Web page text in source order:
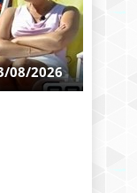
08/2026